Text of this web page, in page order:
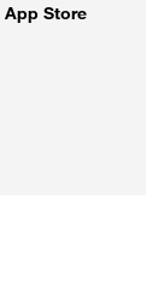
App Store